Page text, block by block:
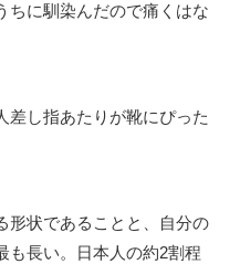
ちに馴染んだので痛くはな
差し指あたりが靴にぴった
形状であることと、自分の
も長い。日本人の約2割程